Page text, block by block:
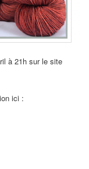
à 21h sur le site
ici :